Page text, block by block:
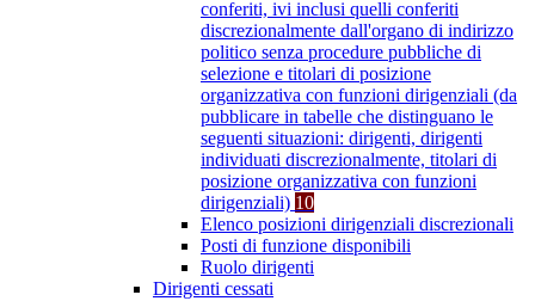
conferiti, ivi inclusi quelli conferiti
discrezionalmente dall'organo di indirizzo
politico senza procedure pubbliche di
selezione e titolari di posizione
organizzativa con funzioni dirigenziali (da
pubblicare in tabelle che distinguano le
seguenti situazioni: dirigenti, dirigenti
individuati discrezionalmente, titolari di
posizione organizzativa con funzioni
dirigenziali) 10
Elenco posizioni dirigenziali discrezionali
Posti di funzione disponibili
Ruolo dirigenti
Dirigenti cessati